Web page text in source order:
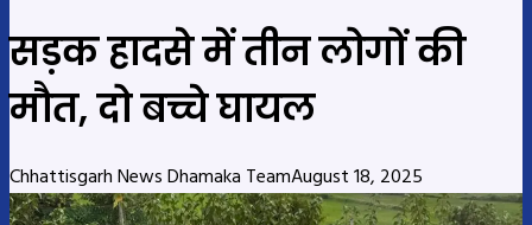
सड़क हादसे में तीन लोगों की
मौत, दो बच्चे घायल
Chhattisgarh News Dhamaka TeamAugust 18, 2025